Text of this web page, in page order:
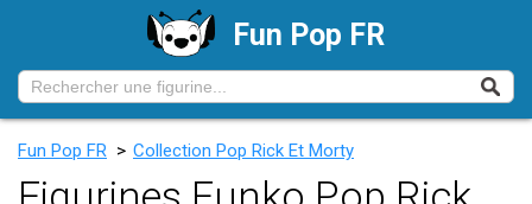
Fun Pop FR
Fun Pop FR > Collection Pop Rick Et Morty